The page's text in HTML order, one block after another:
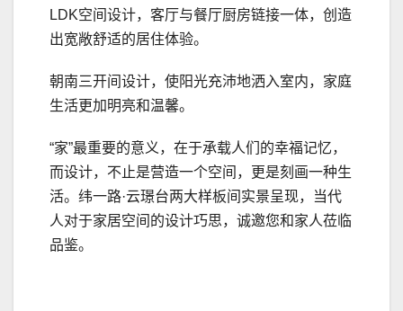
LDK空间设计，客厅与餐厅厨房链接一体，创造
出宽敞舒适的居住体验。
朝南三开间设计，使阳光充沛地洒入室内，家庭
生活更加明亮和温馨。
“家”最重要的意义，在于承载人们的幸福记忆，
而设计，不止是营造一个空间，更是刻画一种生
活。纬一路·云璟台两大样板间实景呈现，当代
人对于家居空间的设计巧思，诚邀您和家人莅临
品鉴。